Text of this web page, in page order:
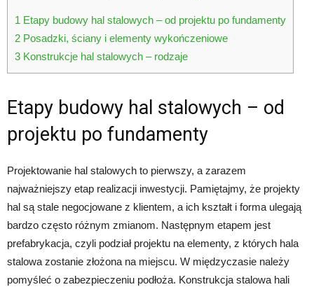
1 Etapy budowy hal stalowych – od projektu po fundamenty
2 Posadzki, ściany i elementy wykończeniowe
3 Konstrukcje hal stalowych – rodzaje
Etapy budowy hal stalowych – od
projektu po fundamenty
Projektowanie hal stalowych to pierwszy, a zarazem
najważniejszy etap realizacji inwestycji. Pamiętajmy, że projekty
hal są stale negocjowane z klientem, a ich kształt i forma ulegają
bardzo często różnym zmianom. Następnym etapem jest
prefabrykacja, czyli podział projektu na elementy, z których hala
stalowa zostanie złożona na miejscu. W międzyczasie należy
pomyśleć o zabezpieczeniu podłoża. Konstrukcja stalowa hali